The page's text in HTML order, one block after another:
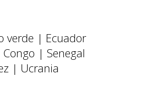
verde | Ecuador
Congo | Senegal
| Ucrania